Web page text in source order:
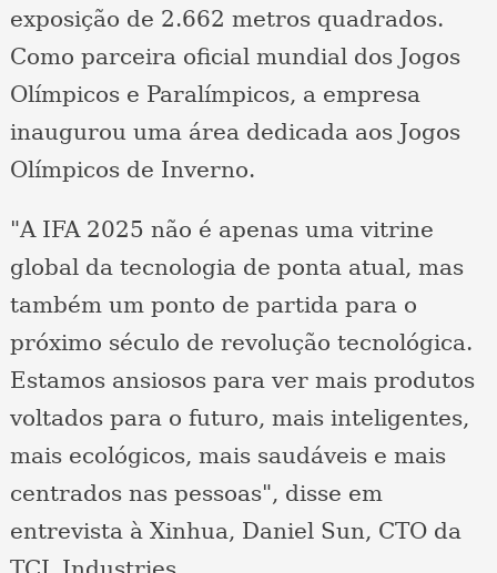
exposição de 2.662 metros quadrados.
Como parceira oficial mundial dos Jogos
Olímpicos e Paralímpicos, a empresa
inaugurou uma área dedicada aos Jogos
Olímpicos de Inverno.
"A IFA 2025 não é apenas uma vitrine
global da tecnologia de ponta atual, mas
também um ponto de partida para o
próximo século de revolução tecnológica.
Estamos ansiosos para ver mais produtos
voltados para o futuro, mais inteligentes,
mais ecológicos, mais saudáveis ​​e mais
centrados nas pessoas", disse em
entrevista à Xinhua, Daniel Sun, CTO da